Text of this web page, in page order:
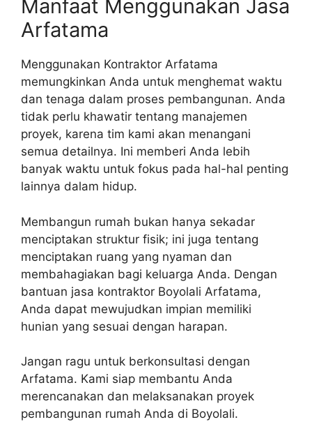
Manfaat Menggunakan Jasa
Arfatama
Menggunakan Kontraktor Arfatama
memungkinkan Anda untuk menghemat waktu
dan tenaga dalam proses pembangunan. Anda
tidak perlu khawatir tentang manajemen
proyek, karena tim kami akan menangani
semua detailnya. Ini memberi Anda lebih
banyak waktu untuk fokus pada hal-hal penting
lainnya dalam hidup.
Membangun rumah bukan hanya sekadar
menciptakan struktur fisik; ini juga tentang
menciptakan ruang yang nyaman dan
membahagiakan bagi keluarga Anda. Dengan
bantuan jasa kontraktor Boyolali Arfatama,
Anda dapat mewujudkan impian memiliki
hunian yang sesuai dengan harapan.
Jangan ragu untuk berkonsultasi dengan
Arfatama. Kami siap membantu Anda
merencanakan dan melaksanakan proyek
pembangunan rumah Anda di Boyolali.